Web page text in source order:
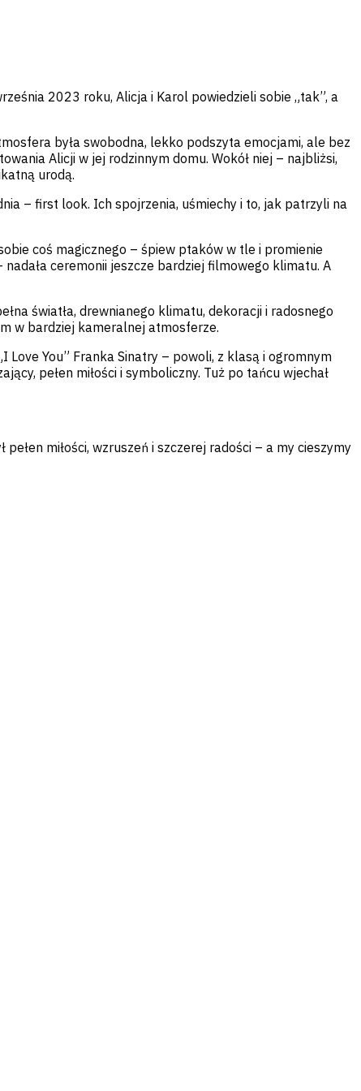
2023 roku, Alicja i Karol powiedzieli sobie „tak”, a
była swobodna, lekko podszyta emocjami, ale bez
Alicji w jej rodzinnym domu. Wokół niej – najbliżsi,
urodą.
– first look. Ich spojrzenia, uśmiechy i to, jak patrzyli na
coś magicznego – śpiew ptaków w tle i promienie
ceremonii jeszcze bardziej filmowego klimatu. A
światła, drewnianego klimatu, dekoracji i radosnego
w bardziej kameralnej atmosferze.
Love You” Franka Sinatry – powoli, z klasą i ogromnym
pełen miłości i symboliczny. Tuż po tańcu wjechał
miłości, wzruszeń i szczerej radości – a my cieszymy